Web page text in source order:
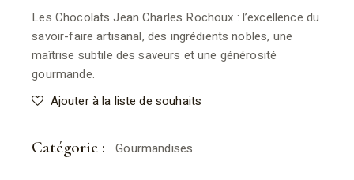
Les Chocolats Jean Charles Rochoux : l’excellence du
savoir-faire artisanal, des ingrédients nobles, une
maîtrise subtile des saveurs et une générosité
gourmande.
Ajouter à la liste de souhaits
Catégorie : Gourmandises